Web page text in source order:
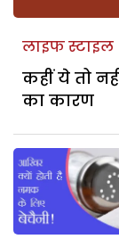
लाइफ स्टाइल
कहीं ये तो
का कारण